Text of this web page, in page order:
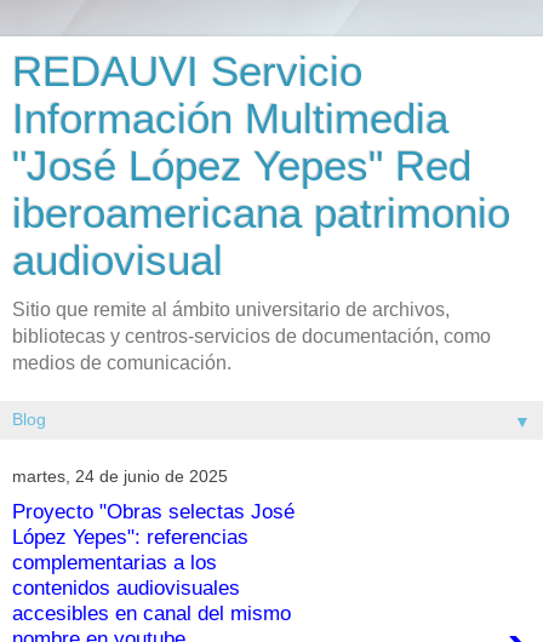
REDAUVI Servicio
Información Multimedia
"José López Yepes" Red
iberoamericana patrimonio
audiovisual
Sitio que remite al ámbito universitario de archivos,
bibliotecas y centros-servicios de documentación, como
medios de comunicación.
▼
martes, 24 de junio de 2025
Proyecto "Obras selectas José
López Yepes": referencias
complementarias a los
contenidos audiovisuales
accesibles en canal del mismo